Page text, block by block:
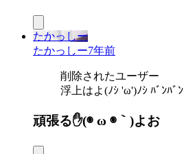
たかっしー
たかっしー7年前
削除されたユーザー
浮上はよ(ﾉｼ 'ω')ﾉｼ ﾊﾞﾝﾊﾞﾝ
頑張る✋(◉ ω ◉｀)よお